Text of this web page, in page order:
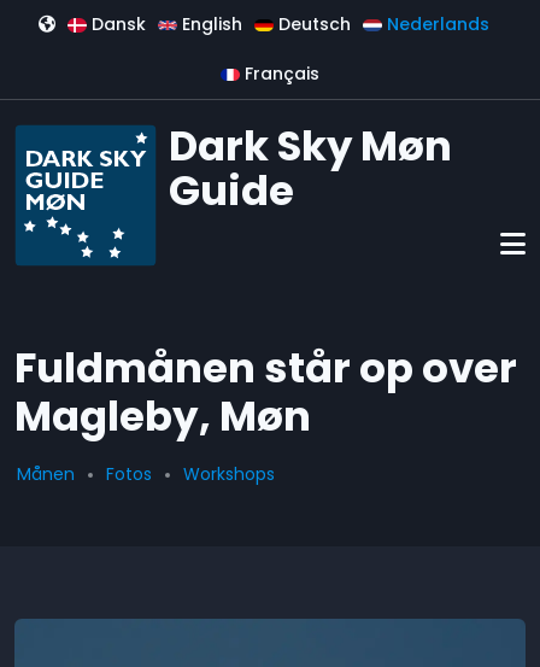
Overslaan en naar de inhoud gaan
Dansk English Deutsch Nederlands
Français
Dark Sky Møn
Guide
Fuldmånen står op over
Magleby, Møn
Månen Fotos Workshops